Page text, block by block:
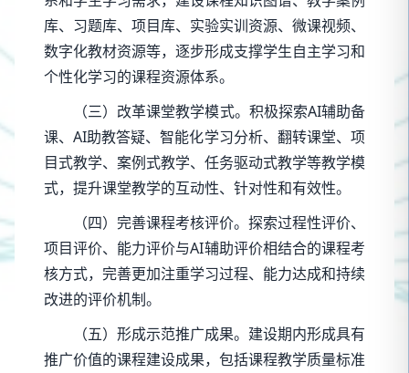
库、习题库、项目库、实验实训资源、微课视频、
数字化教材资源等，逐步形成支撑学生自主学习和
个性化学习的课程资源体系。
（三）改革课堂教学模式。积极探索AI辅助备
课、AI助教答疑、智能化学习分析、翻转课堂、项
目式教学、案例式教学、任务驱动式教学等教学模
式，提升课堂教学的互动性、针对性和有效性。
（四）完善课程考核评价。探索过程性评价、
项目评价、能力评价与AI辅助评价相结合的课程考
核方式，完善更加注重学习过程、能力达成和持续
改进的评价机制。
（五）形成示范推广成果。建设期内形成具有
推广价值的课程建设成果，包括课程教学质量标准